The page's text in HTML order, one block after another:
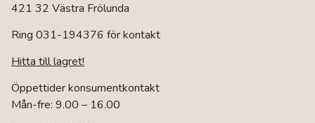
421 32 Västra Frölunda
Ring 031-194376 för kontakt
Hitta till lagret!
Öppettider konsumentkontakt
Mån-fre: 9.00 – 16.00